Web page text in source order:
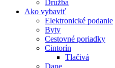
Družba
Ako vybaviť
Elektronické podanie
Byty
Cestovné poriadky
Cintorín
Tlačivá
Dane